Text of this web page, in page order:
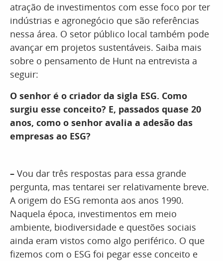
atração de investimentos com esse foco por ter
indústrias e agronegócio que são referências
nessa área. O setor público local também pode
avançar em projetos sustentáveis. Saiba mais
sobre o pensamento de Hunt na entrevista a
seguir:
O senhor é o criador da sigla ESG. Como
surgiu esse conceito? E, passados quase 20
anos, como o senhor avalia a adesão das
empresas ao ESG?
– Vou dar três respostas para essa grande
pergunta, mas tentarei ser relativamente breve.
A origem do ESG remonta aos anos 1990.
Naquela época, investimentos em meio
ambiente, biodiversidade e questões sociais
ainda eram vistos como algo periférico. O que
fizemos com o ESG foi pegar esse conceito e